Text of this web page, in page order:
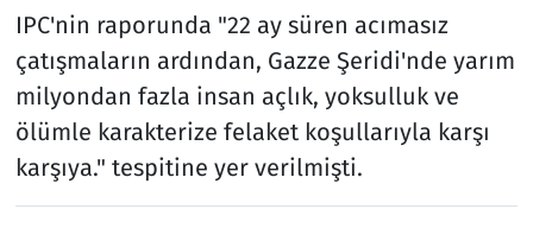
IPC'nin raporunda "22 ay süren acımasız
çatışmaların ardından, Gazze Şeridi'nde yarım
milyondan fazla insan açlık, yoksulluk ve
ölümle karakterize felaket koşullarıyla karşı
karşıya." tespitine yer verilmişti.